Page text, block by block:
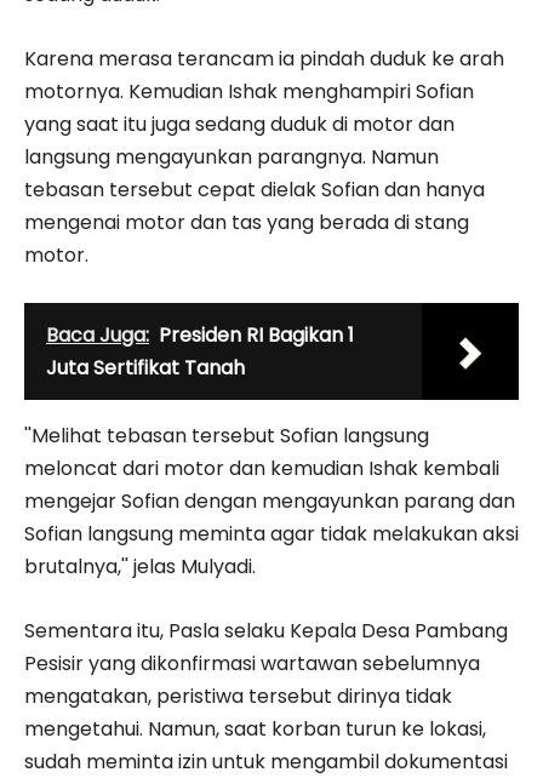
Karena merasa terancam ia pindah duduk ke arah
motornya. Kemudian Ishak menghampiri Sofian
yang saat itu juga sedang duduk di motor dan
langsung mengayunkan parangnya. Namun
tebasan tersebut cepat dielak Sofian dan hanya
mengenai motor dan tas yang berada di stang
motor.
Baca Juga: Presiden RI Bagikan 1
Juta Sertifikat Tanah
''Melihat tebasan tersebut Sofian langsung
meloncat dari motor dan kemudian Ishak kembali
mengejar Sofian dengan mengayunkan parang dan
Sofian langsung meminta agar tidak melakukan aksi
brutalnya,'' jelas Mulyadi.
Sementara itu, Pasla selaku Kepala Desa Pambang
Pesisir yang dikonfirmasi wartawan sebelumnya
mengatakan, peristiwa tersebut dirinya tidak
mengetahui. Namun, saat korban turun ke lokasi,
sudah meminta izin untuk mengambil dokumentasi